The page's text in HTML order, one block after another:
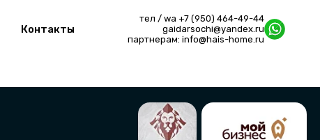
Контакты
тел / wa +7 (950) 464-49-44
gaidarsochi@yandex.ru
партнерам: info@hais-home.ru